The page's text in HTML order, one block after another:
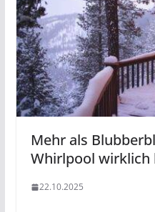
Mehr als
Whirlpool wirklich
22.10.2025